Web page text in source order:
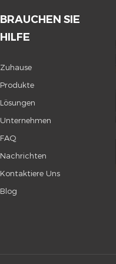
BRAUCHEN SIE
HILFE
Zuhause
Produkte
Lösungen
Unternehmen
FAQ
Nachrichten
Kontaktiere Uns
Blog